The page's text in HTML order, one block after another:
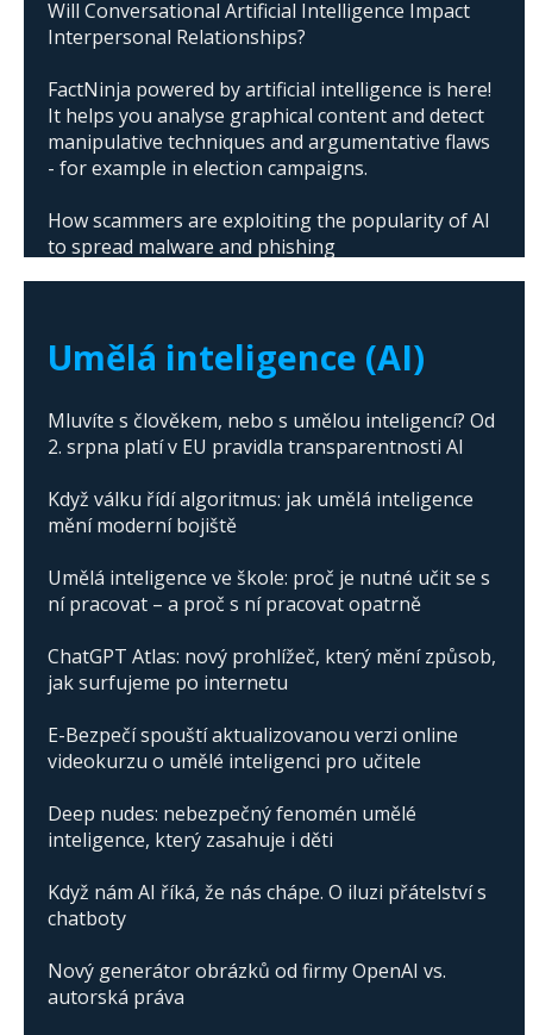
Will Conversational Artificial Intelligence Impact
Interpersonal Relationships?
FactNinja powered by artificial intelligence is here!
It helps you analyse graphical content and detect
manipulative techniques and argumentative flaws
- for example in election campaigns.
How scammers are exploiting the popularity of AI
to spread malware and phishing
Umělá inteligence (AI)
Mluvíte s člověkem, nebo s umělou inteligencí? Od
2. srpna platí v EU pravidla transparentnosti AI
Když válku řídí algoritmus: jak umělá inteligence
mění moderní bojiště
Umělá inteligence ve škole: proč je nutné učit se s
ní pracovat – a proč s ní pracovat opatrně
ChatGPT Atlas: nový prohlížeč, který mění způsob,
jak surfujeme po internetu
E-Bezpečí spouští aktualizovanou verzi online
videokurzu o umělé inteligenci pro učitele
Deep nudes: nebezpečný fenomén umělé
inteligence, který zasahuje i děti
Když nám AI říká, že nás chápe. O iluzi přátelství s
chatboty
Nový generátor obrázků od firmy OpenAI vs.
autorská práva